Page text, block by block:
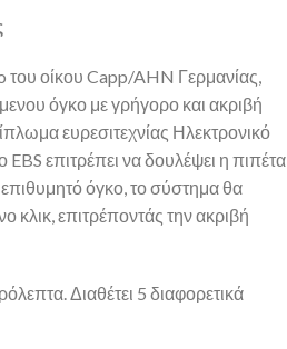
του οίκου Capp/AHN Γερμανίας,
όγκο με γρήγορο και ακριβή
ευρεσιτεχνίας Ηλεκτρονικό
επιτρέπει να δουλέψει η πιπέτα
επιθυμητό όγκο, το σύστημα θα
κλικ, επιτρέποντάς την ακριβή
Διαθέτει 5 διαφορετικά